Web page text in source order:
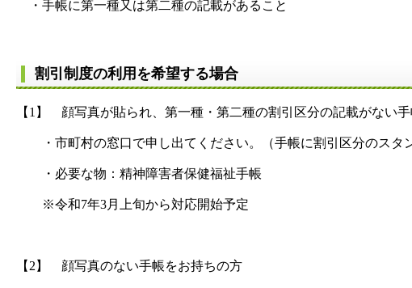
・手帳に第一種又は第二種の記載があること
割引制度の利用を希望する場合
【1】 顔写真が貼られ、第一種・第二種の割引区分の記載がない
・市町村の窓口で申し出てください。（手帳に割引区分のスタン
・必要な物：精神障害者保健福祉手帳
※令和7年3月上旬から対応開始予定
【2】 顔写真のない手帳をお持ちの方